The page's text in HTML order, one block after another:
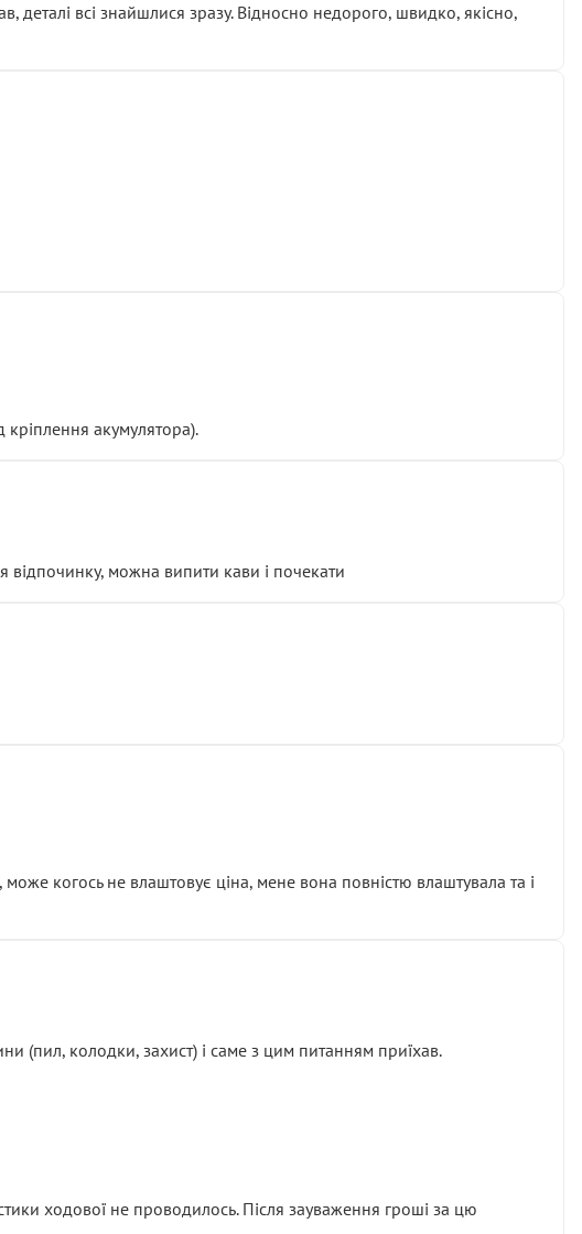
деталі всі знайшлися зразу. Відносно недорого, швидко, якісно,
кріплення акумулятора).
можна випити кави і почекати
когось не влаштовує ціна, мене вона повністю влаштувала та і
(пил, колодки, захист) і саме з цим питанням приїхав.
ходової не проводилось. Після зауваження гроші за цю